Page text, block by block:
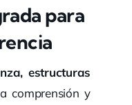
para
estructuras
comprensión y